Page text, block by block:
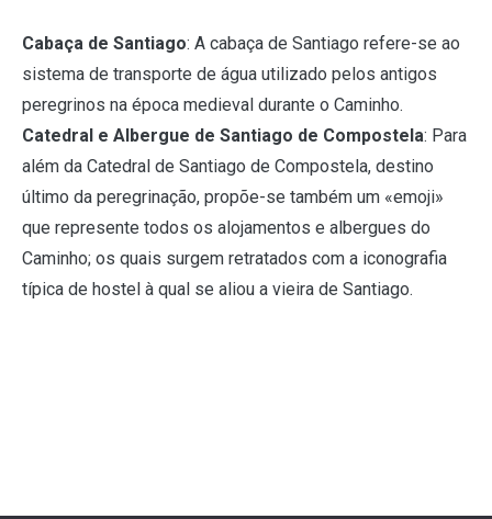
Cabaça de Santiago: A cabaça de Santiago refere-se ao
sistema de transporte de água utilizado pelos antigos
peregrinos na época medieval durante o Caminho.
Catedral e Albergue de Santiago de Compostela: Para
além da Catedral de Santiago de Compostela, destino
último da peregrinação, propõe-se também um «emoji»
que represente todos os alojamentos e albergues do
Caminho; os quais surgem retratados com a iconografia
típica de hostel à qual se aliou a vieira de Santiago.